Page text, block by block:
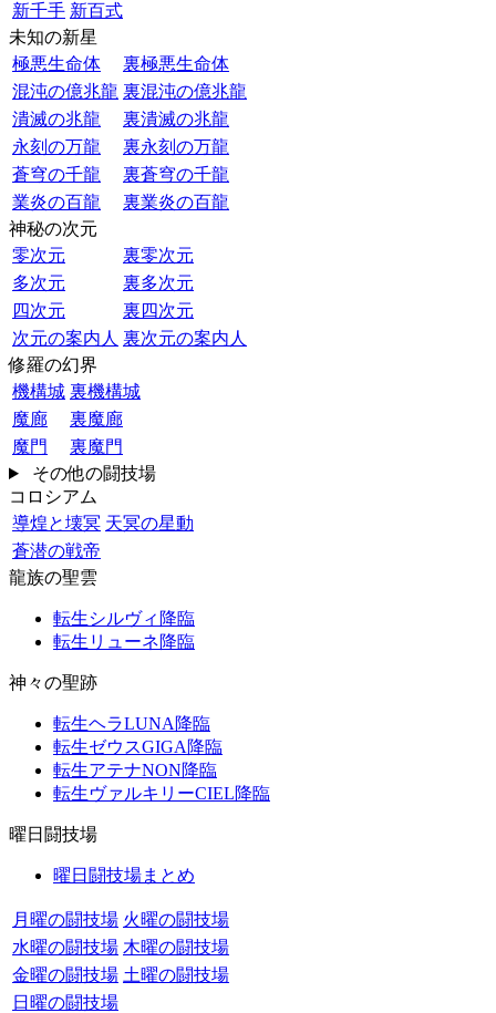
新千手 新百式
未知の新星
極悪生命体
裏極悪生命体
混沌の億兆龍 裏混沌の億兆龍
潰滅の兆龍
裏潰滅の兆龍
永刻の万龍
裏永刻の万龍
蒼穹の千龍
裏蒼穹の千龍
業炎の百龍
裏業炎の百龍
神秘の次元
零次元
裏零次元
多次元
裏多次元
四次元
裏四次元
次元の案内人 裏次元の案内人
修羅の幻界
機構城 裏機構城
魔廊
裏魔廊
魔門
裏魔門
その他の闘技場
コロシアム
導煌と壊冥 天冥の星動
蒼潜の戦帝
龍族の聖雲
転生シルヴィ降臨
転生リューネ降臨
神々の聖跡
転生ヘラLUNA降臨
転生ゼウスGIGA降臨
転生アテナNON降臨
転生ヴァルキリーCIEL降臨
曜日闘技場
曜日闘技場まとめ
月曜の闘技場 火曜の闘技場
水曜の闘技場 木曜の闘技場
金曜の闘技場 土曜の闘技場
日曜の闘技場